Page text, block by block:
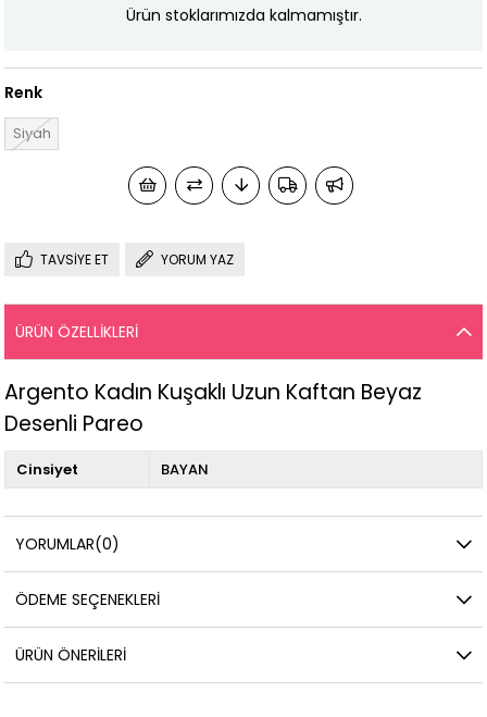
Ürün stoklarımızda kalmamıştır.
Renk
Siyah
TAVSIYE ET YORUM YAZ
ÜRÜN ÖZELLIKLERI
Argento Kadın Kuşaklı Uzun Kaftan Beyaz
Desenli Pareo
Cinsiyet BAYAN
YORUMLAR(0)
ÖDEME SEÇENEKLERI
ÜRÜN ÖNERILERI